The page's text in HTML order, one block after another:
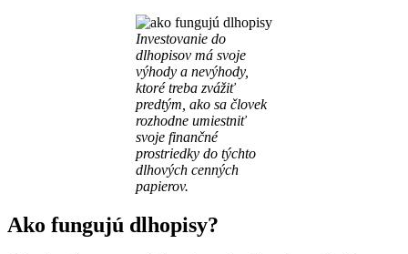
Investovanie do
dlhopisov má svoje
výhody a nevýhody,
ktoré treba zvážiť
predtým, ako sa človek
rozhodne umiestniť
svoje finančné
prostriedky do týchto
dlhových cenných
papierov.
Ako fungujú dlhopisy?